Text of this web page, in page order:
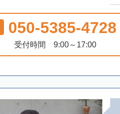
050-5385-4728
受付時間 9:00～17:00